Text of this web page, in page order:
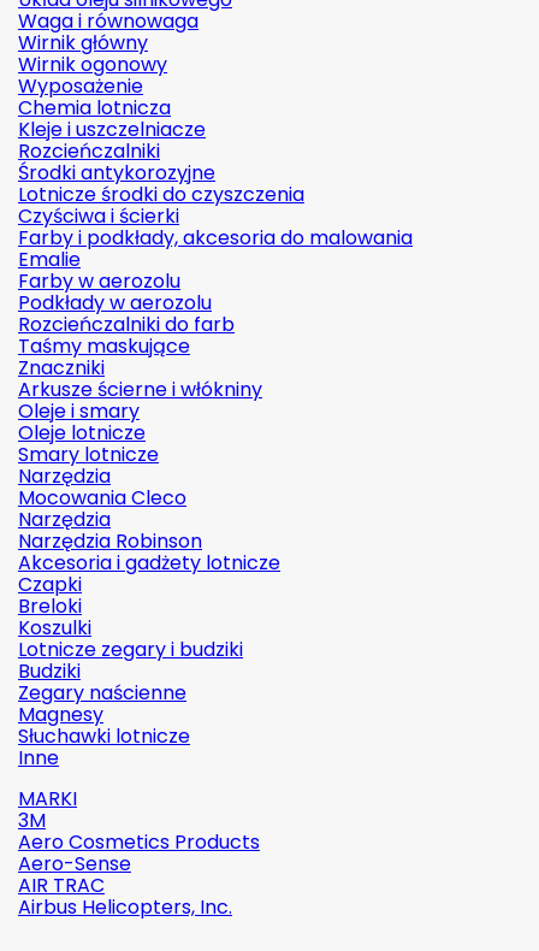
Waga i równowaga
Wirnik główny
Wirnik ogonowy
Wyposażenie
Chemia lotnicza
Kleje i uszczelniacze
Rozcieńczalniki
Środki antykorozyjne
Lotnicze środki do czyszczenia
Czyściwa i ścierki
Farby i podkłady, akcesoria do malowania
Emalie
Farby w aerozolu
Podkłady w aerozolu
Rozcieńczalniki do farb
Taśmy maskujące
Znaczniki
Arkusze ścierne i włókniny
Oleje i smary
Oleje lotnicze
Smary lotnicze
Narzędzia
Mocowania Cleco
Narzędzia
Narzędzia Robinson
Akcesoria i gadżety lotnicze
Czapki
Breloki
Koszulki
Lotnicze zegary i budziki
Budziki
Zegary naścienne
Magnesy
Słuchawki lotnicze
Inne
MARKI
3M
Aero Cosmetics Products
Aero-Sense
AIR TRAC
Airbus Helicopters, Inc.